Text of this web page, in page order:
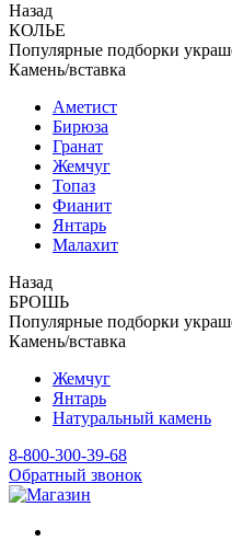
Назад
КОЛЬЕ
Популярные подборки
Камень/вставка
Аметист
Бирюза
Гранат
Жемчуг
Топаз
Фианит
Янтарь
Малахит
Назад
БРОШЬ
Популярные подборки
Камень/вставка
Жемчуг
Янтарь
Натуральный камень
8-800-300-39-68
Обратный звонок